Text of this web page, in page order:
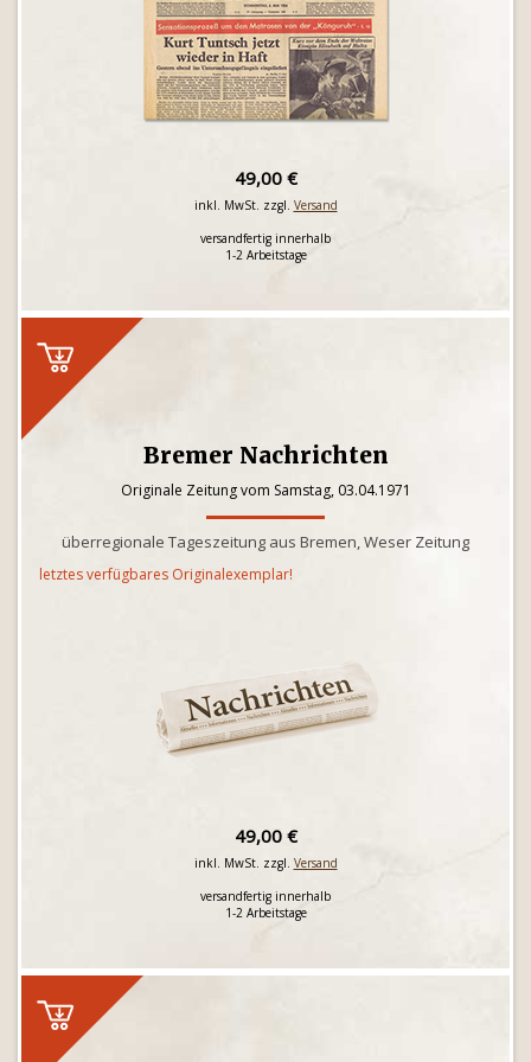
49,00 €
inkl. MwSt. zzgl. Versand
versandfertig innerhalb
1-2 Arbeitstage
Bremer Nachrichten
Originale Zeitung vom Samstag, 03.04.1971
überregionale Tageszeitung aus Bremen, Weser Zeitung
letztes verfügbares Originalexemplar!
49,00 €
inkl. MwSt. zzgl. Versand
versandfertig innerhalb
1-2 Arbeitstage